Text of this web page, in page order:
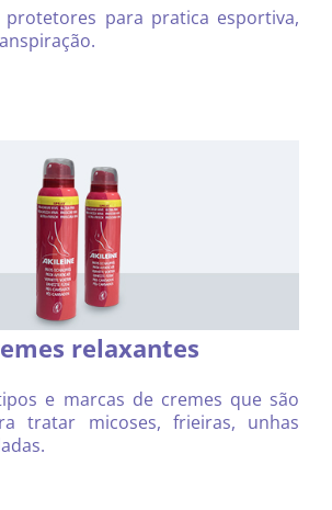
protetores para pratica esportiva,
relaxantes
e marcas de cremes que são
tratar micoses, frieiras, unhas